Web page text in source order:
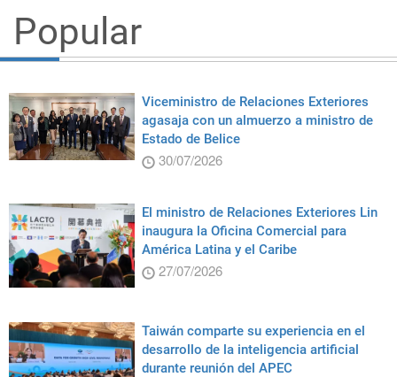
Popular
Viceministro de Relaciones Exteriores
agasaja con un almuerzo a ministro de
Estado de Belice
30/07/2026
El ministro de Relaciones Exteriores Lin
inaugura la Oficina Comercial para
América Latina y el Caribe
27/07/2026
Taiwán comparte su experiencia en el
desarrollo de la inteligencia artificial
durante reunión del APEC